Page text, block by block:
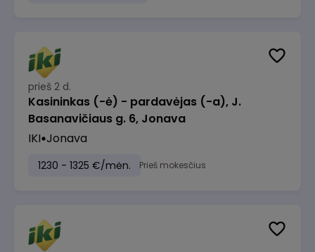
prieš 2 d.
Kasininkas (-ė) - pardavėjas (-a), J.
Basanavičiaus g. 6, Jonava
IKI Jonava
1230 - 1325 €/mėn. Prieš mokesčius